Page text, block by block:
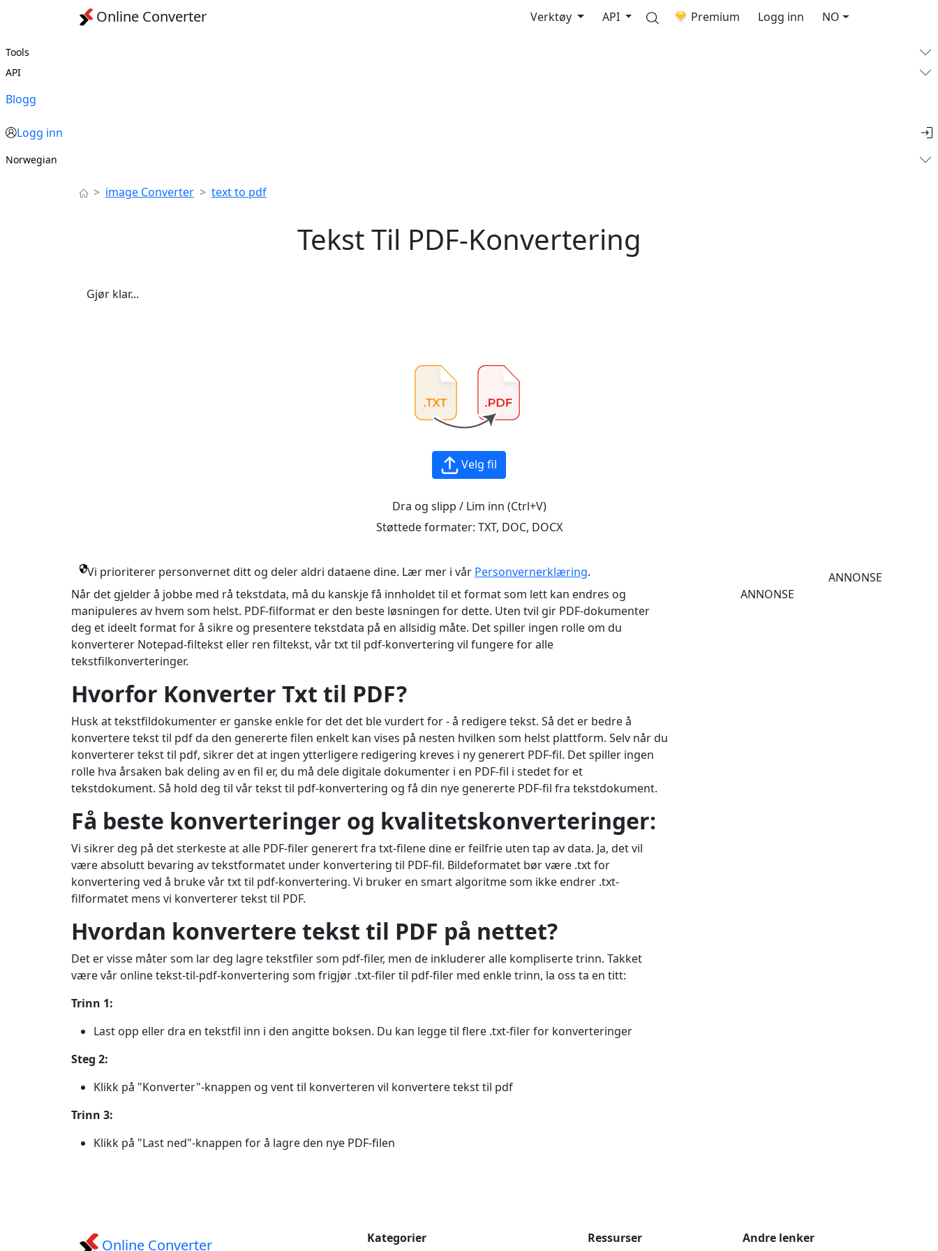
Online Converter Verktøy API Premium Logg inn NO
Tools
API
Blogg
Logg inn
Norwegian
image Converter text to pdf
Tekst Til PDF-Konvertering
Gjør klar...
Velg fil
Dra og slipp / Lim inn (Ctrl+V)
Støttede formater: TXT, DOC, DOCX
Vi prioriterer personvernet ditt og deler aldri dataene dine. Lær mer i vår Personvernerklæring.
ANNONSE
Når det gjelder å jobbe med rå tekstdata, må du kanskje få innholdet til et format som lett kan endres og
manipuleres av hvem som helst. PDF-filformat er den beste løsningen for dette. Uten tvil gir PDF-dokumenter
deg et ideelt format for å sikre og presentere tekstdata på en allsidig måte. Det spiller ingen rolle om du
konverterer Notepad-filtekst eller ren filtekst, vår txt til pdf-konvertering vil fungere for alle
tekstfilkonverteringer.
Hvorfor Konverter Txt til PDF?
Husk at tekstfildokumenter er ganske enkle for det det ble vurdert for - å redigere tekst. Så det er bedre å
konvertere tekst til pdf da den genererte filen enkelt kan vises på nesten hvilken som helst plattform. Selv når du
konverterer tekst til pdf, sikrer det at ingen ytterligere redigering kreves i ny generert PDF-fil. Det spiller ingen
rolle hva årsaken bak deling av en fil er, du må dele digitale dokumenter i en PDF-fil i stedet for et
tekstdokument. Så hold deg til vår tekst til pdf-konvertering og få din nye genererte PDF-fil fra tekstdokument.
Få beste konverteringer og kvalitetskonverteringer:
Vi sikrer deg på det sterkeste at alle PDF-filer generert fra txt-filene dine er feilfrie uten tap av data. Ja, det vil
være absolutt bevaring av tekstformatet under konvertering til PDF-fil. Bildeformatet bør være .txt for
konvertering ved å bruke vår txt til pdf-konvertering. Vi bruker en smart algoritme som ikke endrer .txt-
filformatet mens vi konverterer tekst til PDF.
Hvordan konvertere tekst til PDF på nettet?
Det er visse måter som lar deg lagre tekstfiler som pdf-filer, men de inkluderer alle kompliserte trinn. Takket
være vår online tekst-til-pdf-konvertering som frigjør .txt-filer til pdf-filer med enkle trinn, la oss ta en titt:
Trinn 1:
Last opp eller dra en tekstfil inn i den angitte boksen. Du kan legge til flere .txt-filer for konverteringer
Steg 2:
Klikk på "Konverter"-knappen og vent til konverteren vil konvertere tekst til pdf
Trinn 3:
Klikk på "Last ned"-knappen for å lagre den nye PDF-filen
ANNONSE
Online Converter Kategorier Ressurser Andre lenker